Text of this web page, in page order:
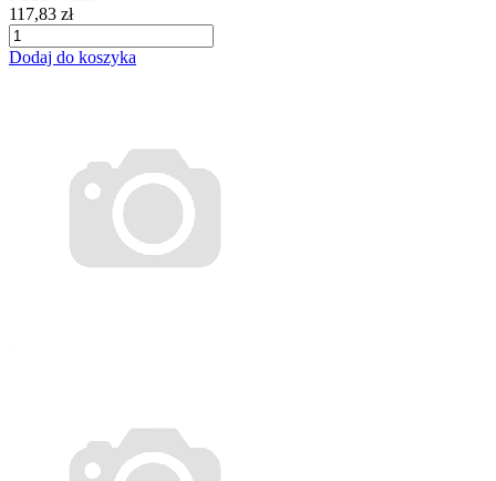
117,83 zł
Dodaj do koszyka